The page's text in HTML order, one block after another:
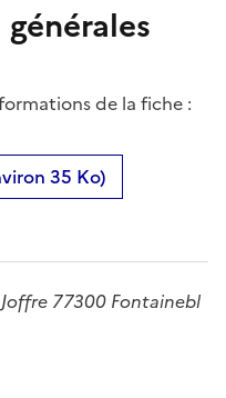
de la fiche :
35 Ko)
77300 Fontainebl